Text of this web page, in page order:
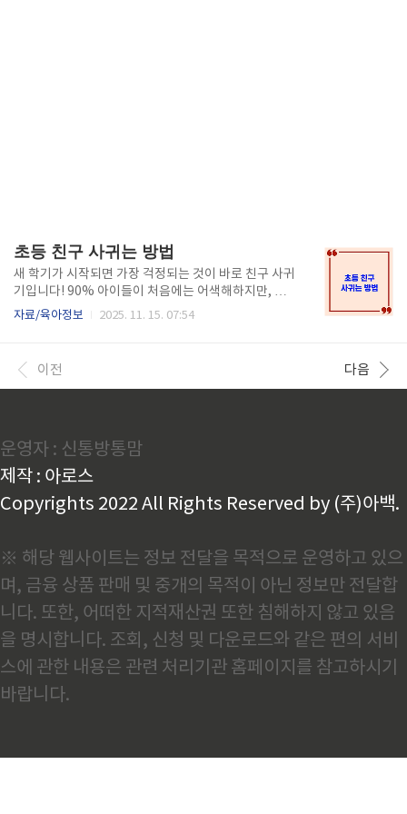
초등 친구 사귀는 방법
새 학기가 시작되면 가장 걱정되는 것이 바로 친구 사귀
기입니다! 90% 아이들이 처음에는 어색해하지만, 올
바른 접근법만 알면 누구나 좋은 친구를 사귈 수 있습니
초등 친구 사귀는 방법 실전가이드초등학생 시기에는
공통 관심사를 통해 자연스럽게 친구가 될 수 있습니다.
려하는 마음을 보여주면 자연스럽게 친구 관계가 형성
됩니다.요약: 공통 관심사로 대화 시작하고 진심어린 관
심 표현하기3분 완성 대화시작 가이드인사와 칭찬으로
시작하기먼저 밝은 표정으로 "안..
자료/육아정보 2025. 11. 15. 07:54
이전 다음
운영자 : 신통방통맘
제작 : 아로스
Copyrights 2022 All Rights Reserved by (주)아백.
※ 해당 웹사이트는 정보 전달을 목적으로 운영하고 있으
며, 금융 상품 판매 및 중개의 목적이 아닌 정보만 전달합
니다. 또한, 어떠한 지적재산권 또한 침해하지 않고 있음
을 명시합니다. 조회, 신청 및 다운로드와 같은 편의 서비
스에 관한 내용은 관련 처리기관 홈페이지를 참고하시기
바랍니다.